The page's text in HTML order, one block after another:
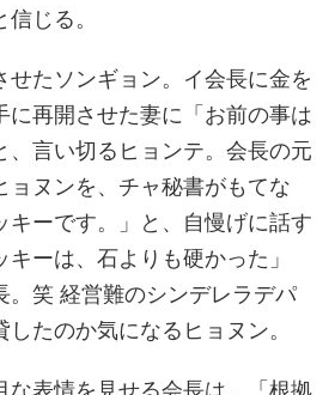
じる。
たソンギョン。イ会長に金を
に再開させた妻に「お前の事は
、言い切るヒョンテ。会長の元
ョヌンを、チャ秘書がもてな
キーです。」と、自慢げに話す
ーは、石よりも硬かった」
。笑 経営難のシンデレラデパ
たのか気になるヒョヌン。
な表情を見せる会長は、「根拠